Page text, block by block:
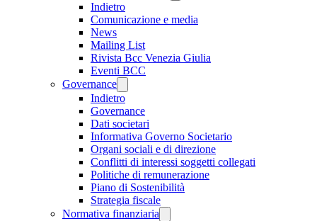
Indietro
Comunicazione e media
News
Mailing List
Rivista Bcc Venezia Giulia
Eventi BCC
Governance
Indietro
Governance
Dati societari
Informativa Governo Societario
Organi sociali e di direzione
Conflitti di interessi soggetti collegati
Politiche di remunerazione
Piano di Sostenibilità
Strategia fiscale
Normativa finanziaria